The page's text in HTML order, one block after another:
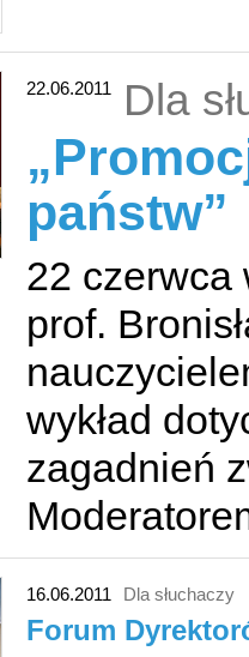
22.06.2011 Dla
państw”
22 czerwca
prof.
wykład
zagadnień
16.06.2011 Dla słuchaczy
Forum